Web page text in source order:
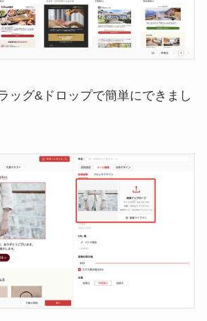
ッグ&ドロップで簡単にできまし